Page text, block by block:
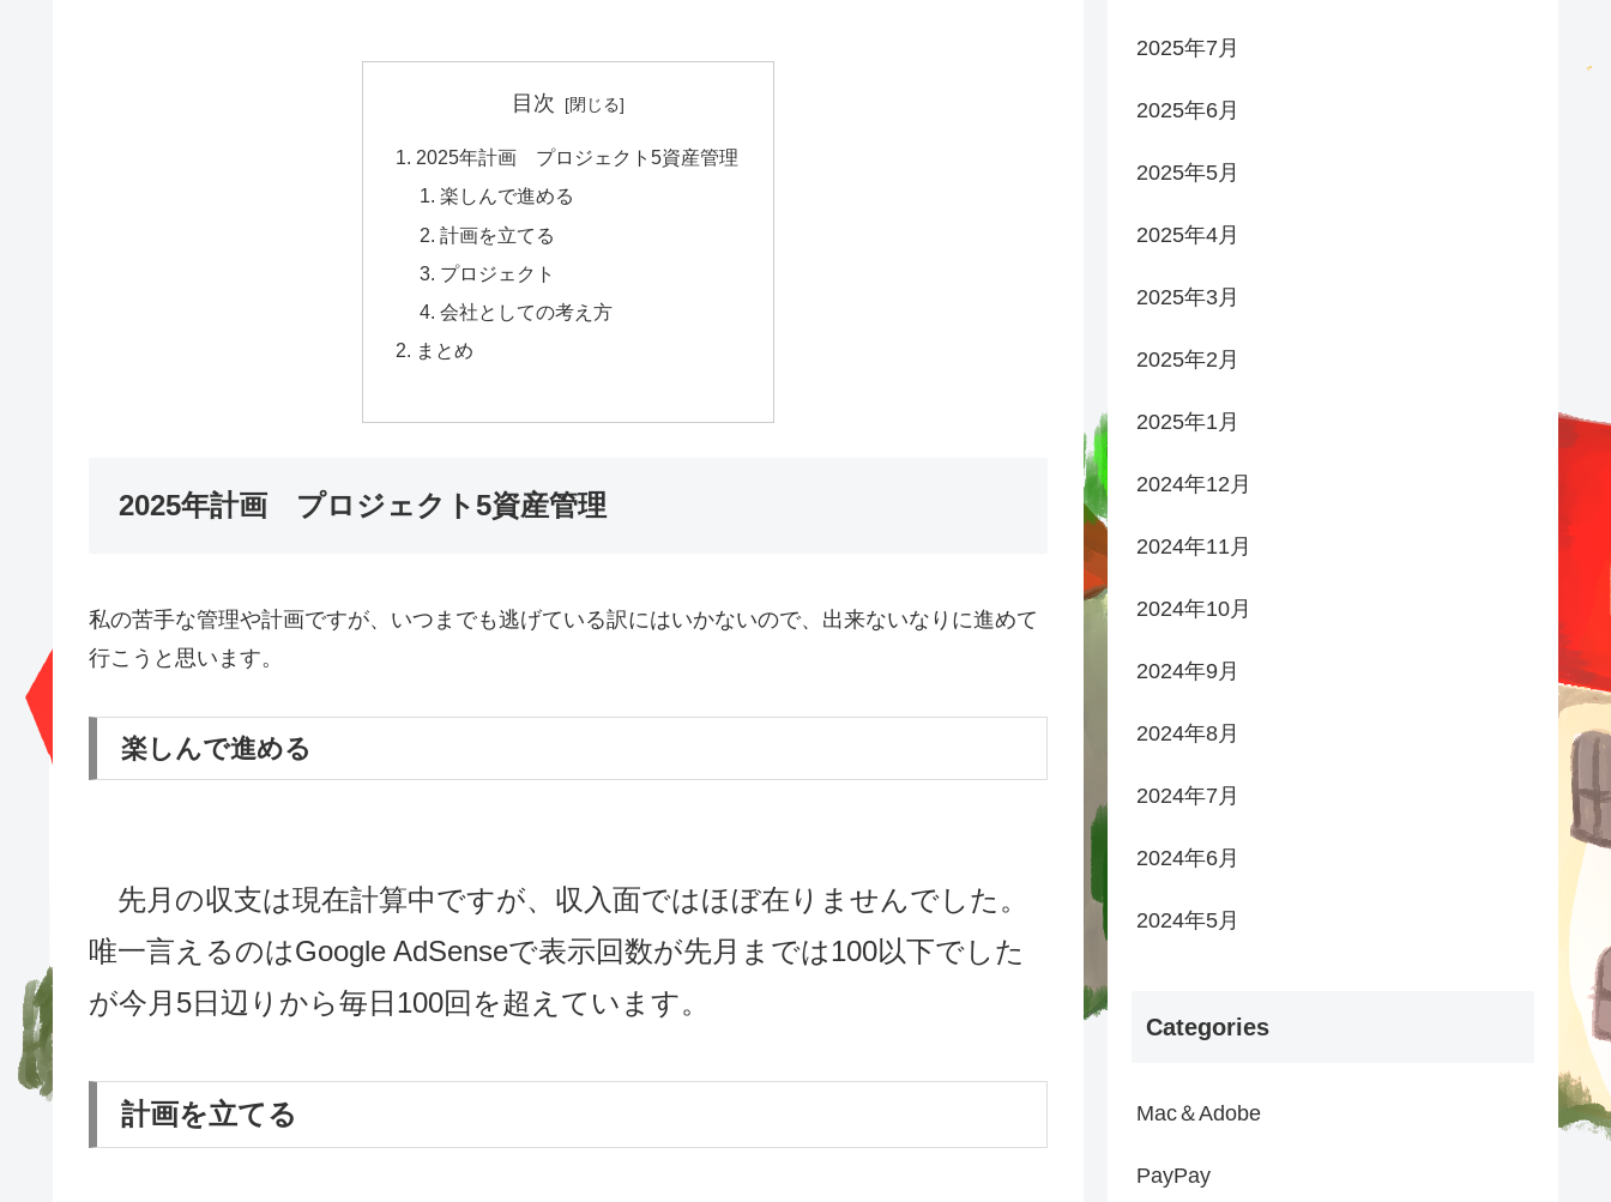
目次
2025年計画 プロジェクト5資産管理
楽しんで進める
計画を立てる
プロジェクト
会社としての考え方
まとめ
2025年計画 プロジェクト5資産管理
私の苦手な管理や計画ですが、いつまでも逃げている訳にはいかないので、出来ないなりに進めて
行こうと思います。
楽しんで進める
先月の収支は現在計算中ですが、収入面ではほぼ在りませんでした。
唯一言えるのはGoogle AdSenseで表示回数が先月までは100以下でした
が今月5日辺りから毎日100回を超えています。
計画を立てる
2025年7月
2025年6月
2025年5月
2025年4月
2025年3月
2025年2月
2025年1月
2024年12月
2024年11月
2024年10月
2024年9月
2024年8月
2024年7月
2024年6月
2024年5月
Categories
Mac＆Adobe
PayPay